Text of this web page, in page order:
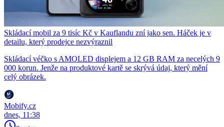
Skládací mobil za 9 tisíc Kč v Kauflandu zní jako sen. Háček je v
detailu, který prodejce nezvýraznil
Skládací véčko s AMOLED displejem a 12 GB RAM za necelých 9
000 korun. Jenže na produktové kartě se skrývá údaj, který mění
celý obrázek.
Mobify.cz
dnes, 11:38